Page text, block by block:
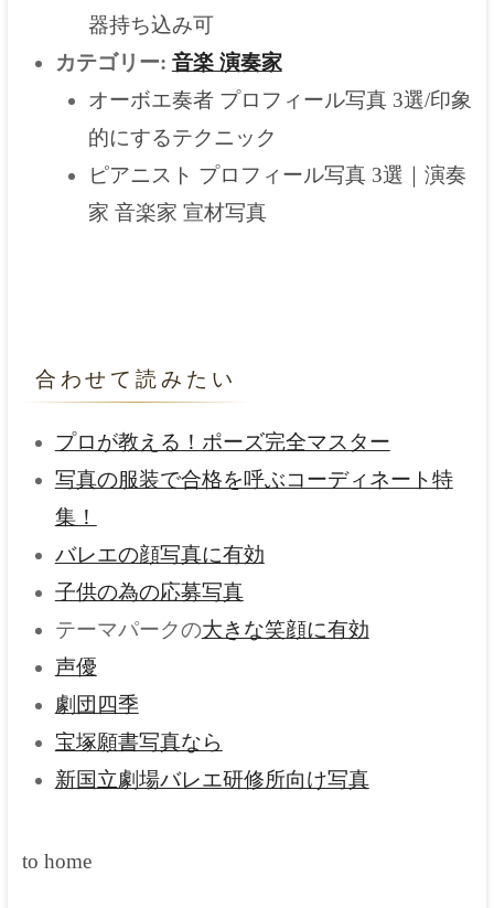
器持ち込み可
カテゴリー: 音楽 演奏家
オーボエ奏者 プロフィール写真 3選/印象
的にするテクニック
ピアニスト プロフィール写真 3選｜演奏
家 音楽家 宣材写真
合わせて読みたい
プロが教える！ポーズ完全マスター
写真の服装で合格を呼ぶコーディネート特
集！
バレエの顔写真に有効
子供の為の応募写真
テーマパークの大きな笑顔に有効
声優
劇団四季
宝塚願書写真なら
新国立劇場バレエ研修所向け写真
to home